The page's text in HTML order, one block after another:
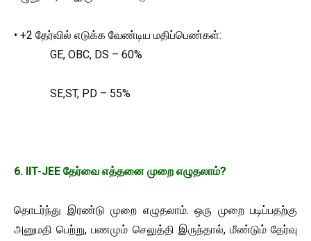
• +2 தேர்வில் எடுக்க வேண்டிய மதிப்பெண்கள்:
GE, OBC, DS – 60%
SE,ST, PD – 55%
6. IIT-JEE தேர்வை எத்தனை முறை எழுதலாம்?
தொடர்ந்து இரண்டு முறை எழுதலாம். ஒரு முறை படிப்பதற்கு
அனுமதி பெற்று, பணமும் செலுத்தி இருந்தால், மீண்டும் தேர்வு